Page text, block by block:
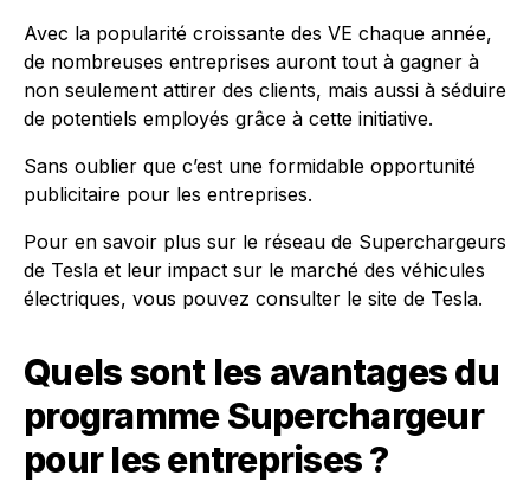
Avec la popularité croissante des VE chaque année,
de nombreuses entreprises auront tout à gagner à
non seulement attirer des clients, mais aussi à séduire
de potentiels employés grâce à cette initiative.
Sans oublier que c’est une formidable opportunité
publicitaire pour les entreprises.
Pour en savoir plus sur le réseau de Superchargeurs
de Tesla et leur impact sur le marché des véhicules
électriques, vous pouvez consulter le site de Tesla.
Quels sont les avantages du
programme Superchargeur
pour les entreprises ?